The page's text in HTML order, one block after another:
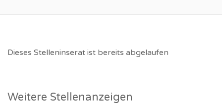
Dieses Stelleninserat ist bereits abgelaufen
Weitere Stellenanzeigen